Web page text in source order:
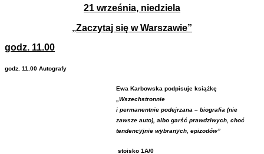
21 września, niedziela
„Zaczytaj się w Warszawie”
godz. 11.00
godz. 11.00 Autografy
Ewa Karbowska podpisuje książkę
„Wszechstronnie
i permanentnie podejrzana – biografia (nie
zawsze auto), albo garść prawdziwych, choć
tendencyjnie wybranych, epizodów”
stoisko 1A/0